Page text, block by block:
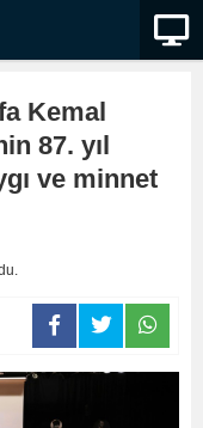
Kemal
87. yıl
ve minnet